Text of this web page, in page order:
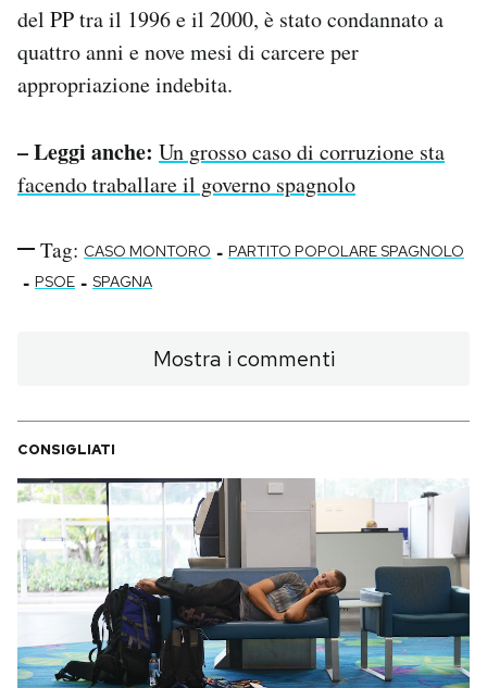
del PP tra il 1996 e il 2000, è stato condannato a
quattro anni e nove mesi di carcere per
appropriazione indebita.
– Leggi anche: Un grosso caso di corruzione sta
facendo traballare il governo spagnolo
Tag: CASO MONTORO - PARTITO POPOLARE SPAGNOLO
- PSOE - SPAGNA
Mostra i commenti
CONSIGLIATI